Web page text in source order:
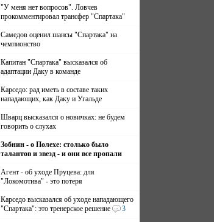
"У меня нет вопросов". Ловчев
прокомментировал трансфер "Спартака"
Самедов оценил шансы "Спартака" на
чемпионство
Капитан "Спартака" высказался об
адаптации Даку в команде
Карседо: рад иметь в составе таких
нападающих, как Даку и Угальде
Шварц высказался о новичках: не будем
говорить о слухах
Зобнин - о Полехе: столько было
талантов и звезд - и они все пропали
Агент - об уходе Пруцева: для
"Локомотива" - это потеря
Карседо высказался об уходе нападающего
"Спартака": это тренерское решение
3